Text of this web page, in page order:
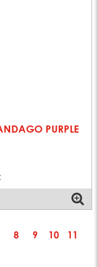
PURPLE
8 9 10 11